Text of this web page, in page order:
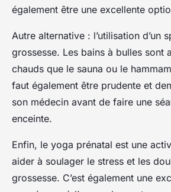
également être une excellente
Autre alternative : l’utilisation d’un
grossesse. Les bains à bulles sont
chauds que le sauna ou le
faut également être prudente et
son médecin avant de faire une
enceinte.
Enfin, le yoga prénatal est une
aider à soulager le stress et les
grossesse. C’est également une